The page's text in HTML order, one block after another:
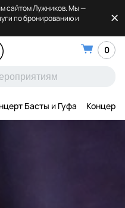
сайтом Лужников. Мы —
по бронированию и
0
Басты и Гуфа Концерт